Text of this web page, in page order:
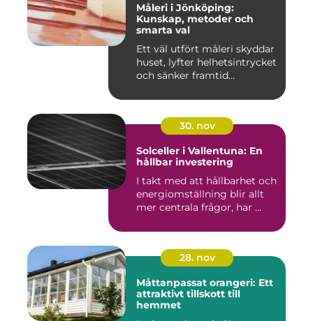
Måleri i Jönköping:
Kunskap, metoder och
smarta val
Ett väl utfört måleri skyddar
huset, lyfter helhetsintrycket
och sänker framtid...
30. nov
Solceller i Vallentuna: En
hållbar investering
I takt med att hållbarhet och
energiomställning blir allt
mer centrala frågor, har ...
28. nov
Måttanpassat orangeri: Ett
attraktivt tillskott till
hemmet